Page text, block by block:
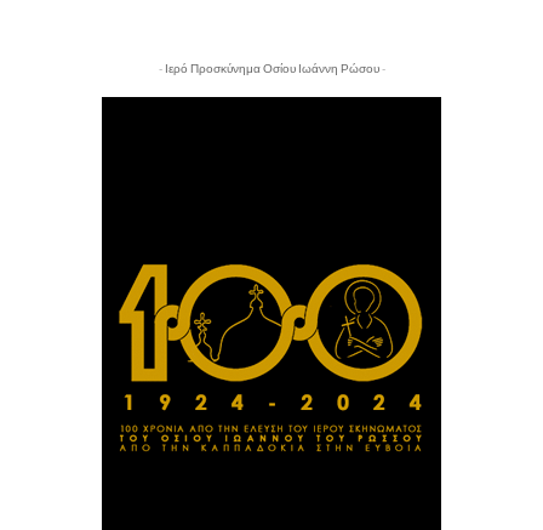
- Ιερό Προσκύνημα Οσίου Ιωάννη Ρώσου -